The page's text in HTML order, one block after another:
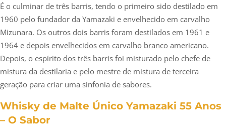
É o culminar de três barris, tendo o primeiro sido destilado em
1960 pelo fundador da Yamazaki e envelhecido em carvalho
Mizunara. Os outros dois barris foram destilados em 1961 e
1964 e depois envelhecidos em carvalho branco americano.
Depois, o espírito dos três barris foi misturado pelo chefe de
mistura da destilaria e pelo mestre de mistura de terceira
geração para criar uma sinfonia de sabores.
Whisky de Malte Único Yamazaki 55 Anos
– O Sabor